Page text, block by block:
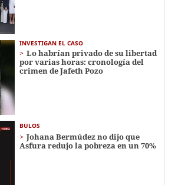
INVESTIGAN EL CASO
Lo habrían privado de su libertad
por varias horas: cronología del
crimen de Jafeth Pozo
BULOS
Johana Bermúdez no dijo que
Asfura redujo la pobreza en un 70%